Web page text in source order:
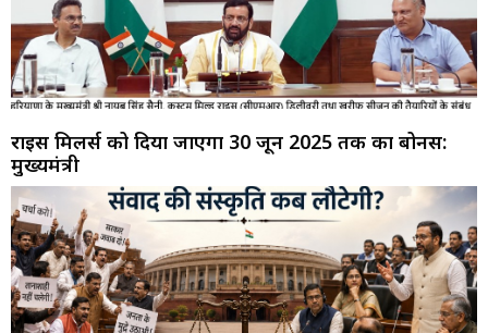
राइस मिलर्स को दिया जाएगा 30 जून 2025 तक का बोनस:
मुख्यमंत्री